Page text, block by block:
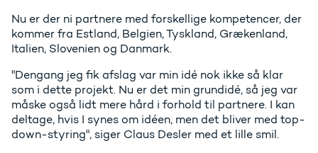
Nu er der ni partnere med forskellige kompetencer, der
kommer fra Estland, Belgien, Tyskland, Grækenland,
Italien, Slovenien og Danmark.
"Dengang jeg fik afslag var min idé nok ikke så klar
som i dette projekt. Nu er det min grundidé, så jeg var
måske også lidt mere hård i forhold til partnere. I kan
deltage, hvis I synes om idéen, men det bliver med top-
down-styring", siger Claus Desler med et lille smil.